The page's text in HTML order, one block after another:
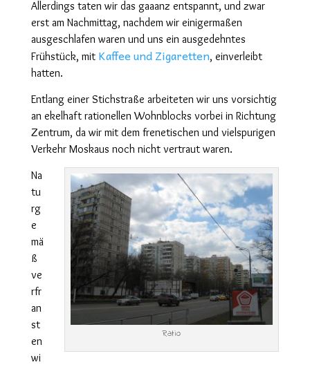
Allerdings taten wir das gaaanz entspannt, und zwar
erst am Nachmittag, nachdem wir einigermaßen
ausgeschlafen waren und uns ein ausgedehntes
Frühstück, mit Kaffee und Zigaretten, einverleibt
hatten.
Entlang einer Stichstraße arbeiteten wir uns vorsichtig
an ekelhaft rationellen Wohnblocks vorbei in Richtung
Zentrum, da wir mit dem frenetischen und vielspurigen
Verkehr Moskaus noch nicht vertraut waren.
Ratio
Na
tu
rg
e
mä
ß
ve
rfr
an
st
en
wi